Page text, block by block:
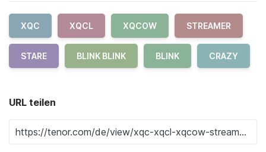
XQC XQCL XQCOW STREAMER
STARE BLINK BLINK BLINK CRAZY
URL teilen